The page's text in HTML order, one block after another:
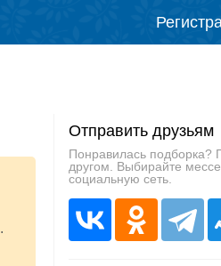
Отправить друзьям
Понравилась подборка?
другом. Выбирайте
социальную сеть.